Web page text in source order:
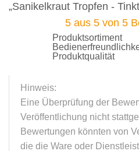
„Sanikelkraut Tropfen -
5 aus 5 von 5
Produktsortiment
Produktqualität
Hinweis:
Eine Überprüfung der
Veröffentlichung nicht
Bewertungen könnten von
die die Ware oder